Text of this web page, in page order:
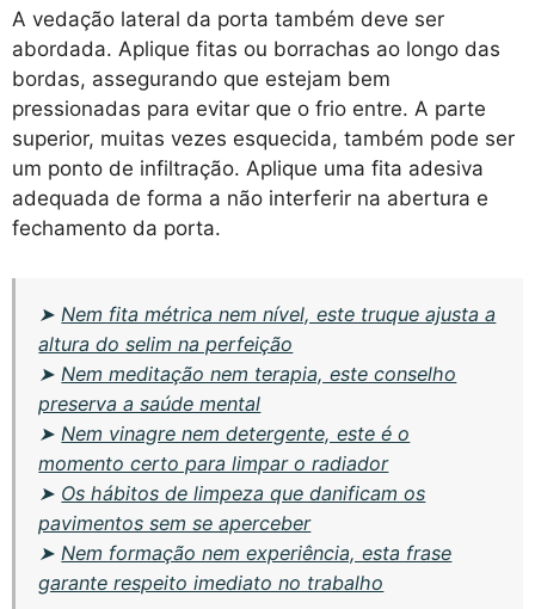
A vedação lateral da porta também deve ser
abordada. Aplique fitas ou borrachas ao longo das
bordas, assegurando que estejam bem
pressionadas para evitar que o frio entre. A parte
superior, muitas vezes esquecida, também pode ser
um ponto de infiltração. Aplique uma fita adesiva
adequada de forma a não interferir na abertura e
fechamento da porta.
➤ Nem fita métrica nem nível, este truque ajusta a
altura do selim na perfeição
➤ Nem meditação nem terapia, este conselho
preserva a saúde mental
➤ Nem vinagre nem detergente, este é o
momento certo para limpar o radiador
➤ Os hábitos de limpeza que danificam os
pavimentos sem se aperceber
➤ Nem formação nem experiência, esta frase
garante respeito imediato no trabalho